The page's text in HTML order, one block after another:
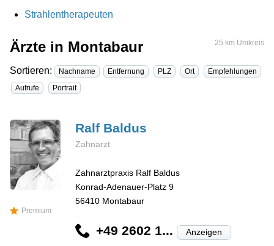
Strahlentherapeuten
Ärzte in Montabaur 25 km Umkreis
Sortieren: Nachname Entfernung PLZ Ort
Empfehlungen
Aufrufe
Portrait
Premium
Ralf Baldus
Zahnarzt
Zahnarztpraxis Ralf Baldus
Konrad-Adenauer-Platz 9
56410 Montabaur
+49 2602 1... Anzeigen